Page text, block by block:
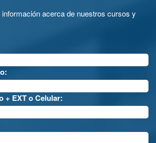
acerca de nuestros cursos y
+ EXT o Celular: